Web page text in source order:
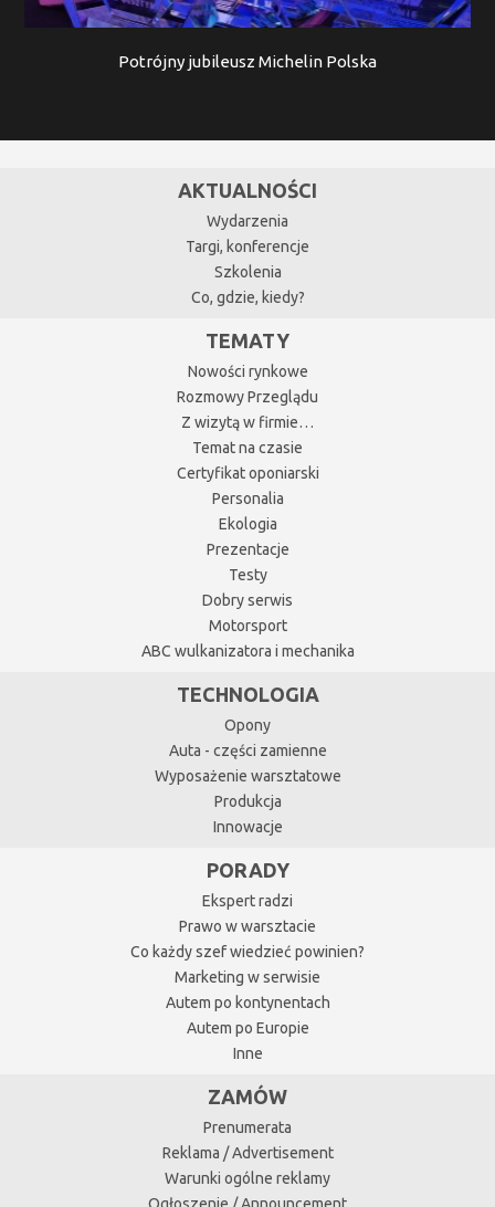
Potrójny jubileusz Michelin Polska
AKTUALNOŚCI
Wydarzenia
Targi, konferencje
Szkolenia
Co, gdzie, kiedy?
TEMATY
Nowości rynkowe
Rozmowy Przeglądu
Z wizytą w firmie…
Temat na czasie
Certyfikat oponiarski
Personalia
Ekologia
Prezentacje
Testy
Dobry serwis
Motorsport
ABC wulkanizatora i mechanika
TECHNOLOGIA
Opony
Auta - części zamienne
Wyposażenie warsztatowe
Produkcja
Innowacje
PORADY
Ekspert radzi
Prawo w warsztacie
Co każdy szef wiedzieć powinien?
Marketing w serwisie
Autem po kontynentach
Autem po Europie
Inne
ZAMÓW
Prenumerata
Reklama / Advertisement
Warunki ogólne reklamy